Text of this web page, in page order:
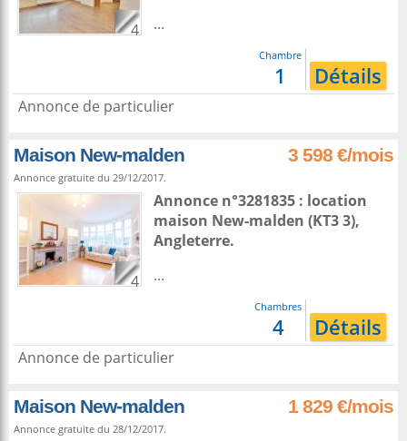
4
...
Chambre
1 Détails
Annonce de particulier
Maison New-malden 3 598 €/mois
Annonce gratuite du 29/12/2017.
4
Annonce n°3281835 : location
maison New-malden (KT3 3),
Angleterre.
...
Chambres
4 Détails
Annonce de particulier
Maison New-malden 1 829 €/mois
Annonce gratuite du 28/12/2017.